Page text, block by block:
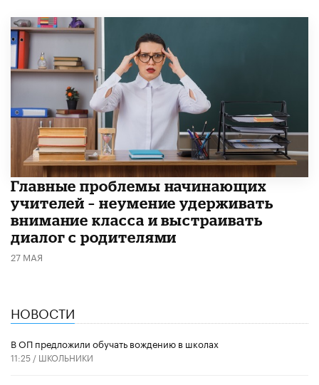
Главные проблемы начинающих
учителей – неумение удерживать
внимание класса и выстраивать
диалог с родителями
27 МАЯ
НОВОСТИ
В ОП предложили обучать вождению в школах
11:25 / ШКОЛЬНИКИ